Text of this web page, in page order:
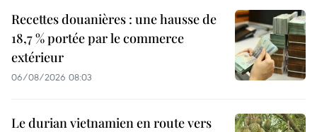
Recettes douanières : une hausse de
18,7 % portée par le commerce
extérieur
06/08/2026 08:03
Le durian vietnamien en route vers